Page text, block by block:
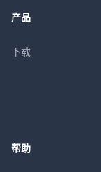
产品
下载
帮助